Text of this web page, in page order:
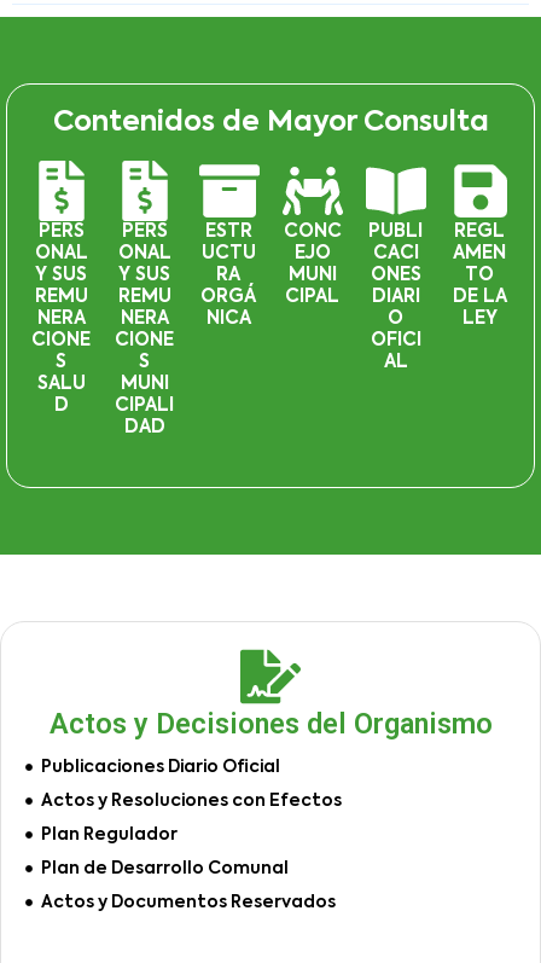
Contenidos de Mayor Consulta
PERS
ONAL
Y SUS
REMU
NERA
CIONE
S
SALU
D
PERS
ONAL
Y SUS
REMU
NERA
CIONE
S
MUNI
CIPALI
DAD
ESTR
UCTU
RA
ORGÁ
NICA
CONC
EJO
MUNI
CIPAL
PUBLI
CACI
ONES
DIARI
O
OFICI
AL
REGL
AMEN
TO
DE LA
LEY
Actos y Decisiones del Organismo
Publicaciones Diario Oficial
Actos y Resoluciones con Efectos
Plan Regulador
Plan de Desarrollo Comunal
Actos y Documentos Reservados